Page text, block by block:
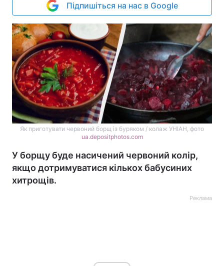
Підпишіться на нас в Google
Як приготувати червоний борщ із буряком / колаж УНІАН, фото
ua.depositphotos.com
У борщу буде насичений червоний колір,
якщо дотримуватися кількох бабусиних
хитрощів.
Реклама